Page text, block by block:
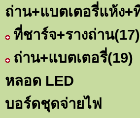
ถ่าน+แบตเตอรี่แห้ง+
ที่ชาร์จ+รางถ่าน(17)
ถ่าน+แบตเตอรี่(19)
หลอด LED
บอร์ดชุดจ่ายไฟ